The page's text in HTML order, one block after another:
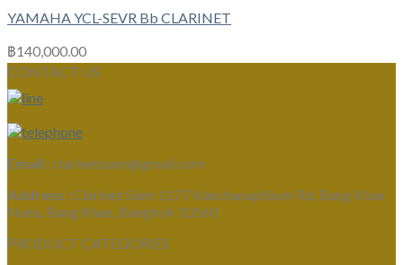
YAMAHA YCL-SEVR Bb CLARINET
฿140,000.00
CONTACT US
Email : clarinetsiam@gmail.com
Address : Clarinet Siam 1177 Kanchanaphisek Rd, Bang Khae
Nuea, Bang Khae, Bangkok 10160
PRODUCT CATEGORIES